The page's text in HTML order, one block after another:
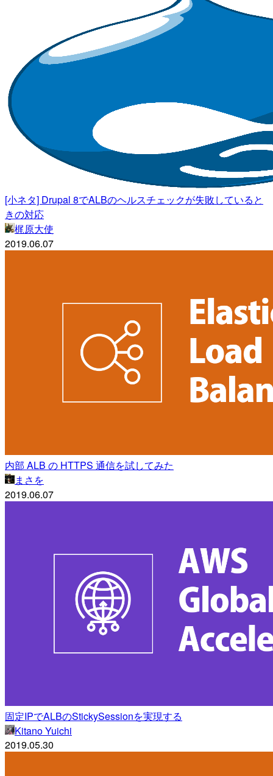
[小ネタ] Drupal 8でALBのヘルスチェックが失敗していると
きの対応
梶原大使
2019.06.07
内部 ALB の HTTPS 通信を試してみた
まさを
2019.06.07
固定IPでALBのStickySessionを実現する
Kitano Yuichi
2019.05.30